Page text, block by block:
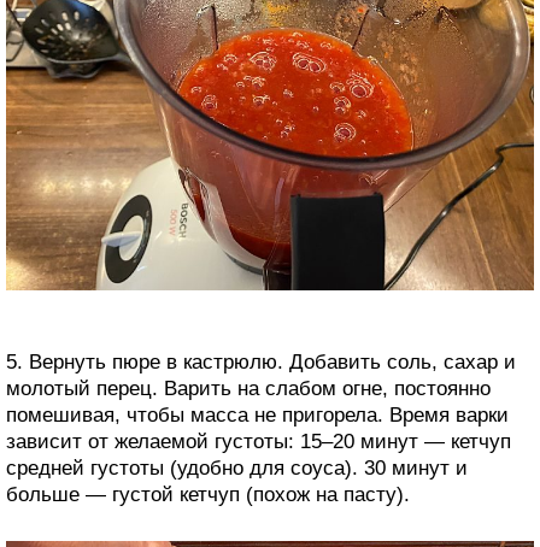
5. Вернуть пюре в кастрюлю. Добавить соль, сахар и
молотый перец. Варить на слабом огне, постоянно
помешивая, чтобы масса не пригорела. Время варки
зависит от желаемой густоты: 15–20 минут — кетчуп
средней густоты (удобно для соуса). 30 минут и
больше — густой кетчуп (похож на пасту).